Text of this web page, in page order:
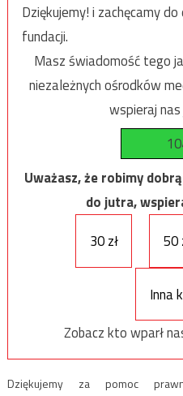
Dziękujemy! i zachęcamy
fundacji.
Masz świadomość tego
niezależnych ośrodków
wspieraj
Uważasz, że robimy
do jutra,
30 zł
50
Inna
Zobacz kto wparł
Dziękujemy za pomoc